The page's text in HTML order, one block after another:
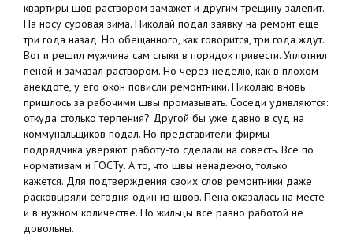
квартиры шов раствором замажет и другим трещину залепит.
На носу суровая зима. Николай подал заявку на ремонт еще
три года назад. Но обещанного, как говорится, три года ждут.
Вот и решил мужчина сам стыки в порядок привести. Уплотнил
пеной и замазал раствором. Но через неделю, как в плохом
анекдоте, у его окон повисли ремонтники. Николаю вновь
пришлось за рабочими швы промазывать. Соседи удивляются:
откуда столько терпения? Другой бы уже давно в суд на
коммунальщиков подал. Но представители фирмы
подрядчика уверяют: работу-то сделали на совесть. Все по
нормативам и ГОСТу. А то, что швы ненадежно, только
кажется. Для подтверждения своих слов ремонтники даже
расковыряли сегодня один из швов. Пена оказалась на месте
и в нужном количестве. Но жильцы все равно работой не
довольны.